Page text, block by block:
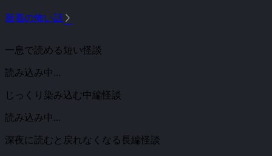
新着の怖い話 arrow_forward_ios
一息で読める短い怪談
読み込み中...
じっくり染み込む中編怪談
読み込み中...
深夜に読むと戻れなくなる長編怪談